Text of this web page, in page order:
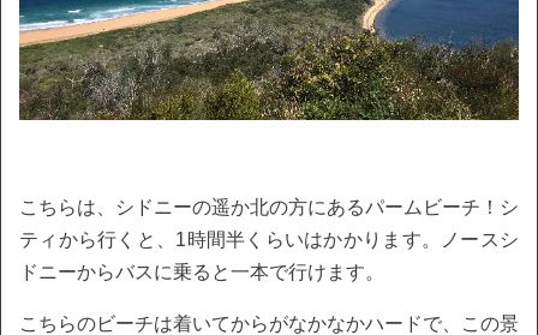
こちらは、シドニーの遥か北の方にあるパームビーチ！シ
ティから行くと、1時間半くらいはかかります。ノースシ
ドニーからバスに乗ると一本で行けます。
こちらのビーチは着いてからがなかなかハードで、この景